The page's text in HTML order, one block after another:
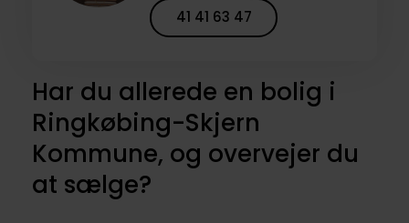
41 41 63 47
Har du allerede en bolig i
Ringkøbing-Skjern
Kommune, og overvejer du
at sælge?